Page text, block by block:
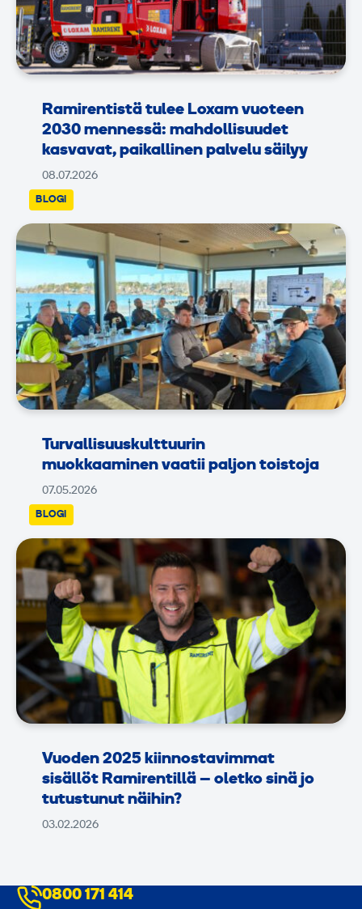
Ramirentistä tulee Loxam vuoteen
2030 mennessä: mahdollisuudet
kasvavat, paikallinen palvelu säilyy
08.07.2026
Turvallisuuskulttuurin
muokkaaminen vaatii paljon toistoja
07.05.2026
BLOGI
Vuoden 2025 kiinnostavimmat
sisällöt Ramirentillä – oletko sinä jo
tutustunut näihin?
03.02.2026
BLOGI
0800 171 414